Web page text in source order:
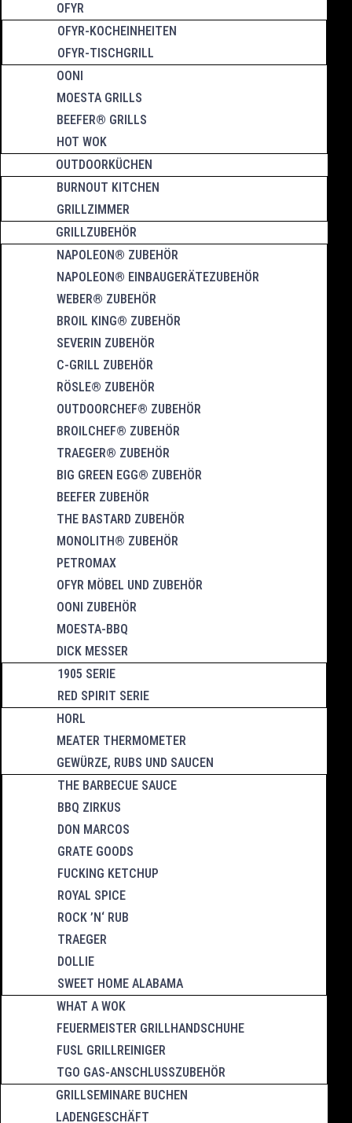
OFYR
OFYR-KOCHEINHEITEN
OFYR-TISCHGRILL
OONI
MOESTA GRILLS
BEEFER® GRILLS
HOT WOK
OUTDOORKÜCHEN
BURNOUT KITCHEN
GRILLZIMMER
GRILLZUBEHÖR
NAPOLEON® ZUBEHÖR
NAPOLEON® EINBAUGERÄTEZUBEHÖR
WEBER® ZUBEHÖR
BROIL KING® ZUBEHÖR
SEVERIN ZUBEHÖR
C-GRILL ZUBEHÖR
RÖSLE® ZUBEHÖR
OUTDOORCHEF® ZUBEHÖR
BROILCHEF® ZUBEHÖR
TRAEGER® ZUBEHÖR
BIG GREEN EGG® ZUBEHÖR
BEEFER ZUBEHÖR
THE BASTARD ZUBEHÖR
MONOLITH® ZUBEHÖR
PETROMAX
OFYR MÖBEL UND ZUBEHÖR
OONI ZUBEHÖR
MOESTA-BBQ
DICK MESSER
1905 SERIE
RED SPIRIT SERIE
HORL
MEATER THERMOMETER
GEWÜRZE, RUBS UND SAUCEN
THE BARBECUE SAUCE
BBQ ZIRKUS
DON MARCOS
GRATE GOODS
FUCKING KETCHUP
ROYAL SPICE
ROCK ’N‘ RUB
TRAEGER
DOLLIE
SWEET HOME ALABAMA
WHAT A WOK
FEUERMEISTER GRILLHANDSCHUHE
FUSL GRILLREINIGER
TGO GAS-ANSCHLUSSZUBEHÖR
GRILLSEMINARE BUCHEN
LADENGESCHÄFT